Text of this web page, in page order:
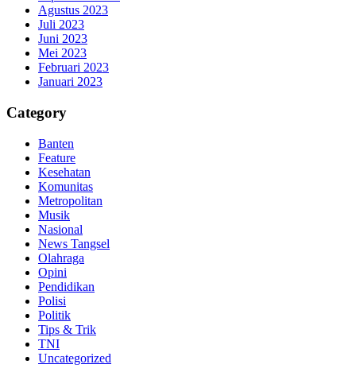
Agustus 2023
Juli 2023
Juni 2023
Mei 2023
Februari 2023
Januari 2023
Category
Banten
Feature
Kesehatan
Komunitas
Metropolitan
Musik
Nasional
News Tangsel
Olahraga
Opini
Pendidikan
Polisi
Politik
Tips & Trik
TNI
Uncategorized